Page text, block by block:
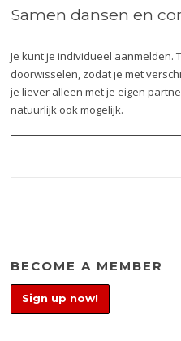
Samen dansen en
Je kunt je individueel aanmelden.
doorwisselen, zodat je met
je liever alleen met je eigen
natuurlijk ook mogelijk.
BECOME A MEMBER
Sign up now!